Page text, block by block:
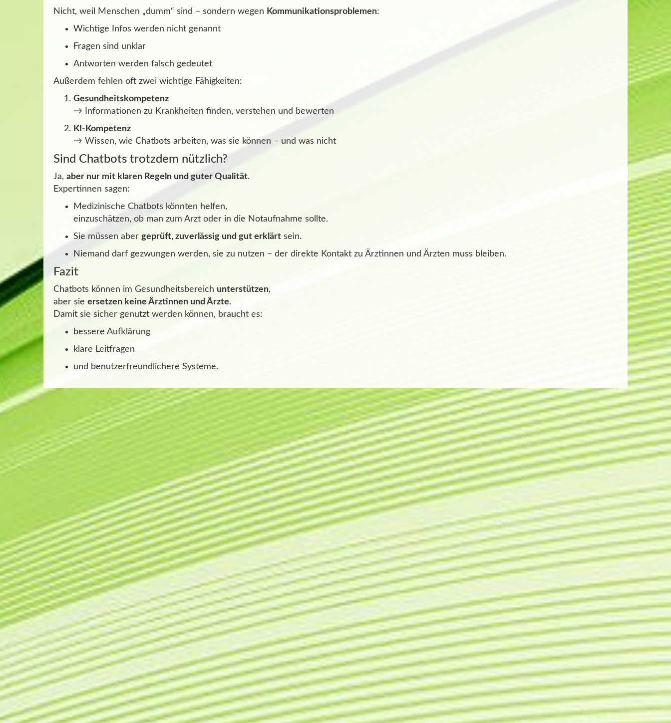
Nicht, weil Menschen „dumm“ sind – sondern wegen Kommunikationsproblemen:
Wichtige Infos werden nicht genannt
Fragen sind unklar
Antworten werden falsch gedeutet
Außerdem fehlen oft zwei wichtige Fähigkeiten:
Gesundheitskompetenz
→ Informationen zu Krankheiten finden, verstehen und bewerten
KI-Kompetenz
→ Wissen, wie Chatbots arbeiten, was sie können – und was nicht
Sind Chatbots trotzdem nützlich?
Ja, aber nur mit klaren Regeln und guter Qualität.
Expertinnen sagen:
Medizinische Chatbots könnten helfen,
einzuschätzen, ob man zum Arzt oder in die Notaufnahme sollte.
Sie müssen aber geprüft, zuverlässig und gut erklärt sein.
Niemand darf gezwungen werden, sie zu nutzen – der direkte Kontakt zu Ärztinnen und Ärzten muss bleiben.
Fazit
Chatbots können im Gesundheitsbereich unterstützen,
aber sie ersetzen keine Ärztinnen und Ärzte.
Damit sie sicher genutzt werden können, braucht es:
bessere Aufklärung
klare Leitfragen
und benutzerfreundlichere Systeme.